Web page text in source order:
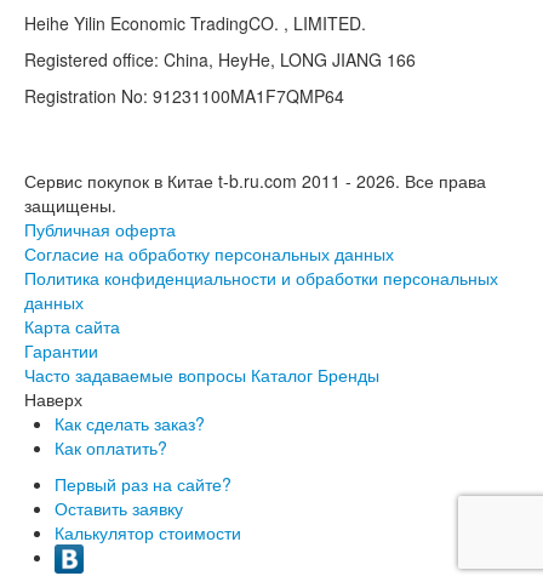
Heihe Yilin Economic TradingCO. , LIMITED.
Registered office: China, HeyHe, LONG JIANG 166
Registration No: 91231100MA1F7QMP64
Сервис покупок в Китае t-b.ru.com 2011 - 2026. Все права
защищены.
Публичная оферта
Согласие на обработку персональных данных
Политика конфиденциальности и обработки персональных
данных
Карта сайта
Гарантии
Часто задаваемые вопросы Каталог Бренды
Наверх
Как сделать заказ?
Как оплатить?
Первый раз на сайте?
Оставить заявку
Калькулятор стоимости